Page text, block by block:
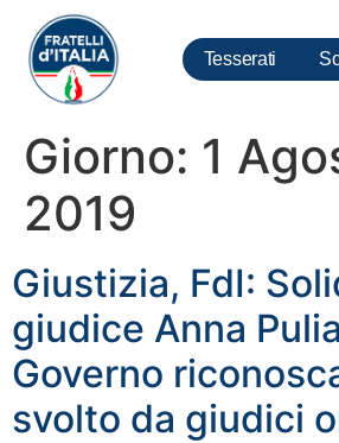
Tesserati
Giorno: 1
2019
Giustizia, FdI:
giudice Anna
Governo
svolto da giudici